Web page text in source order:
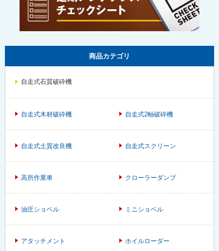
商品カテゴリ
自走式石質破砕機
自走式木材破砕機 自走式2軸破砕機
自走式土質改良機 自走式スクリーン
高所作業車 クローラーダンプ
油圧ショベル ミニショベル
アタッチメント ホイルローダー